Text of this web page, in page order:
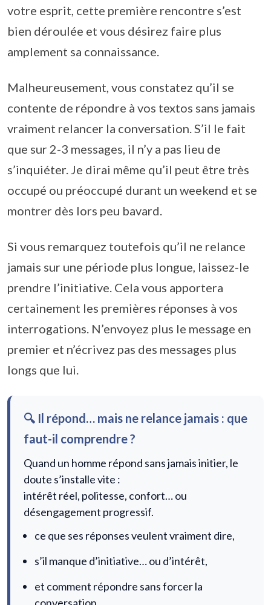
votre esprit, cette première rencontre s’est
bien déroulée et vous désirez faire plus
amplement sa connaissance.
Malheureusement, vous constatez qu’il se
contente de répondre à vos textos sans jamais
vraiment relancer la conversation. S’il le fait
que sur 2-3 messages, il n’y a pas lieu de
s’inquiéter. Je dirai même qu’il peut être très
occupé ou préoccupé durant un weekend et se
montrer dès lors peu bavard.
Si vous remarquez toutefois qu’il ne relance
jamais sur une période plus longue, laissez-le
prendre l’initiative. Cela vous apportera
certainement les premières réponses à vos
interrogations. N’envoyez plus le message en
premier et n’écrivez pas des messages plus
longs que lui.
🔍 Il répond… mais ne relance jamais : que
faut-il comprendre ?
Quand un homme répond sans jamais initier, le
doute s’installe vite :
intérêt réel, politesse, confort… ou
désengagement progressif.
ce que ses réponses veulent vraiment dire,
s’il manque d’initiative… ou d’intérêt,
et comment répondre sans forcer la